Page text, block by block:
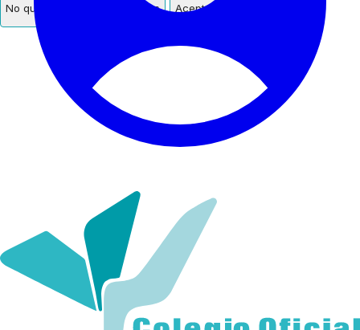
No quiero cookies de terceros Aceptar cookies